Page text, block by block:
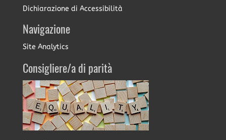
Dichiarazione di Accessibilità
Navigazione
Site Analytics
Consigliere/a di parità